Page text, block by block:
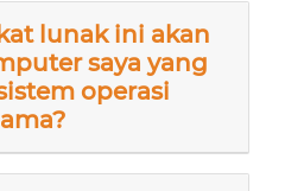
lunak ini akan
saya yang
operasi